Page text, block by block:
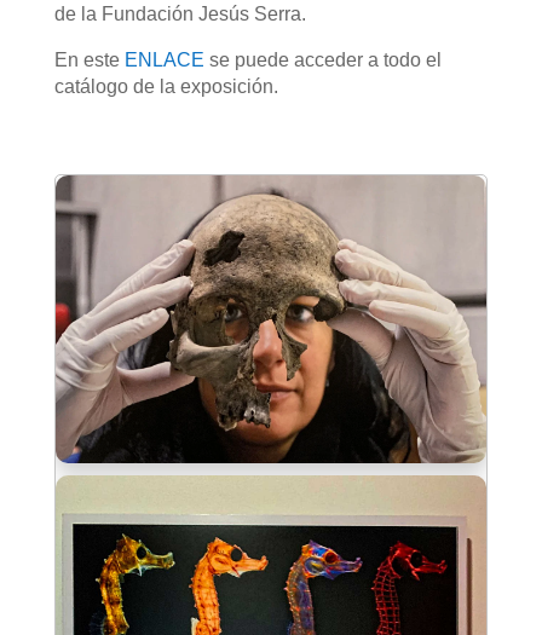
de la Fundación Jesús Serra.
En este ENLACE se puede acceder a todo el
catálogo de la exposición.